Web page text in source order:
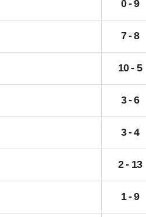
0-9
7-8
10- 5
3-6
3-4
2- 13
1-9